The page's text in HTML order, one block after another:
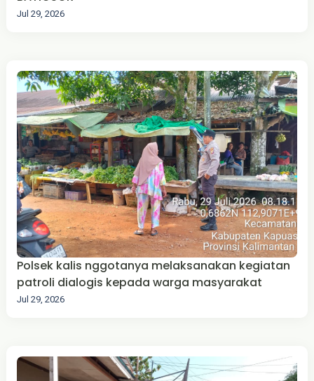
Jul 29, 2026
Polsek kalis nggotanya melaksanakan kegiatan
patroli dialogis kepada warga masyarakat
Jul 29, 2026